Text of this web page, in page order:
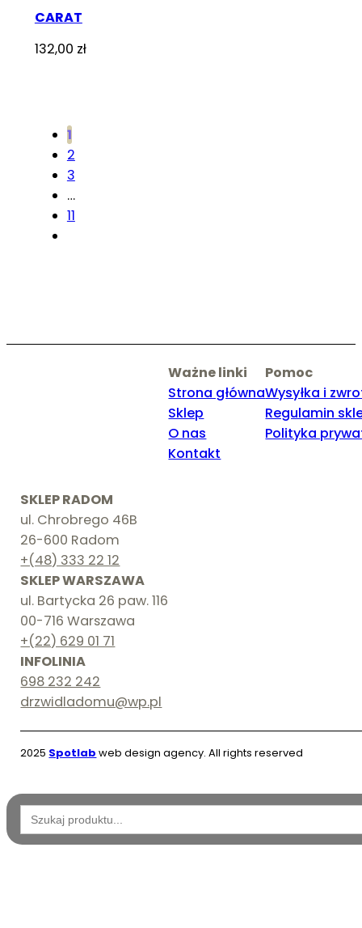
CARAT
132,00 zł
1
2
3
…
11
SKLEP RADOM
ul. Chrobrego 46B
26-600 Radom
+(48) 333 22 12
SKLEP WARSZAWA
ul. Bartycka 26 paw. 116
00-716 Warszawa
+(22) 629 01 71
INFOLINIA
698 232 242
drzwidladomu@wp.pl
Ważne linki
Strona główna
Sklep
O nas
Kontakt
Pomoc
Wysyłka i
Regulamin
Polityka
2025 Spotlab web design agency. All rights reserved
Wyszukaj: